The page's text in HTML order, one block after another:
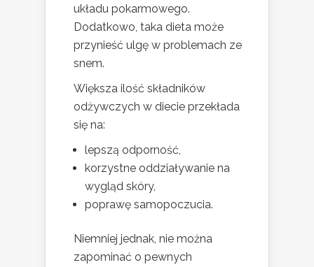
układu pokarmowego.
Dodatkowo, taka dieta może
przynieść ulgę w problemach ze
snem.
Większa ilość składników
odżywczych w diecie przekłada
się na:
lepszą odporność,
korzystne oddziaływanie na
wygląd skóry,
poprawę samopoczucia.
Niemniej jednak, nie można
zapominać o pewnych